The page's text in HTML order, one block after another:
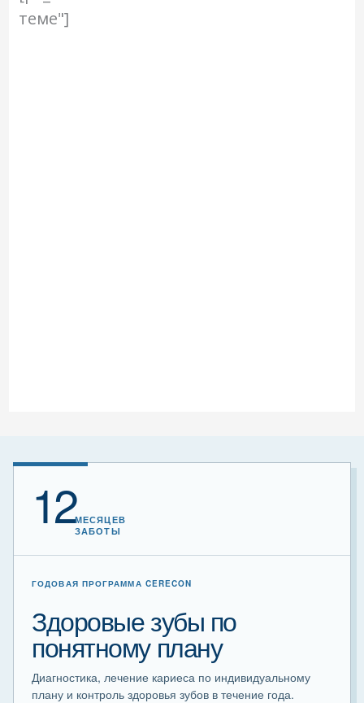
теме"]
12МЕСЯЦЕВ
ЗАБОТЫ
ГОДОВАЯ ПРОГРАММА CERECON
Здоровые зубы по
понятному плану
Диагностика, лечение кариеса по индивидуальному
плану и контроль здоровья зубов в течение года.